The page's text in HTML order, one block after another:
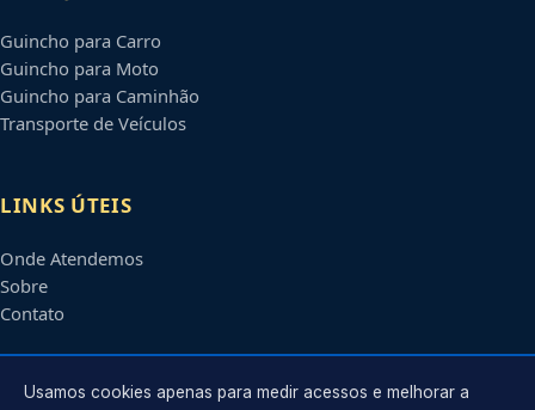
Guincho para Carro
Guincho para Moto
Guincho para Caminhão
Transporte de Veículos
LINKS ÚTEIS
Onde Atendemos
Sobre
Contato
CONTATO
Usamos cookies apenas para medir acessos e melhorar a